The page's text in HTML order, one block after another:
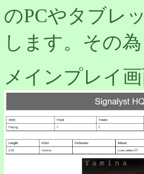
のPCやタブレ
します。その
メインプレイ